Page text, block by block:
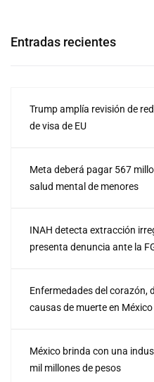
Entradas recientes
Trump amplía revisión de
de visa de EU
Meta deberá pagar 567
salud mental de menores
INAH detecta extracción
presenta denuncia ante la
Enfermedades del corazón,
causas de muerte en
México brinda con una
mil millones de pesos